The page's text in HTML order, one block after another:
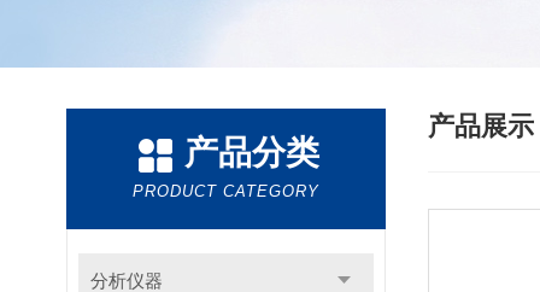
产品分类
PRODUCT CATEGORY
分析仪器
产品展示